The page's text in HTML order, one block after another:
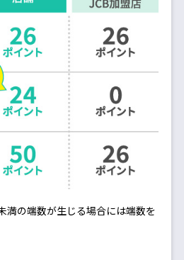
満の端数が生じる場合には端数を